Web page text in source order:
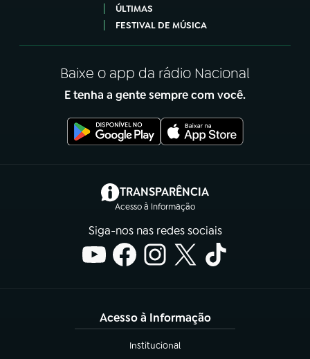
ÚLTIMAS
FESTIVAL DE MÚSICA
Baixe o app da rádio Nacional
E tenha a gente sempre com você.
TRANSPARÊNCIA
Acesso à Informação
(abre em nova aba)
Siga-nos nas redes sociais
Acesso à Informação
Institucional
(abre em nova aba)